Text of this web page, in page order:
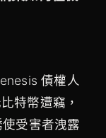
債權人
特幣遭竊，
受害者洩露